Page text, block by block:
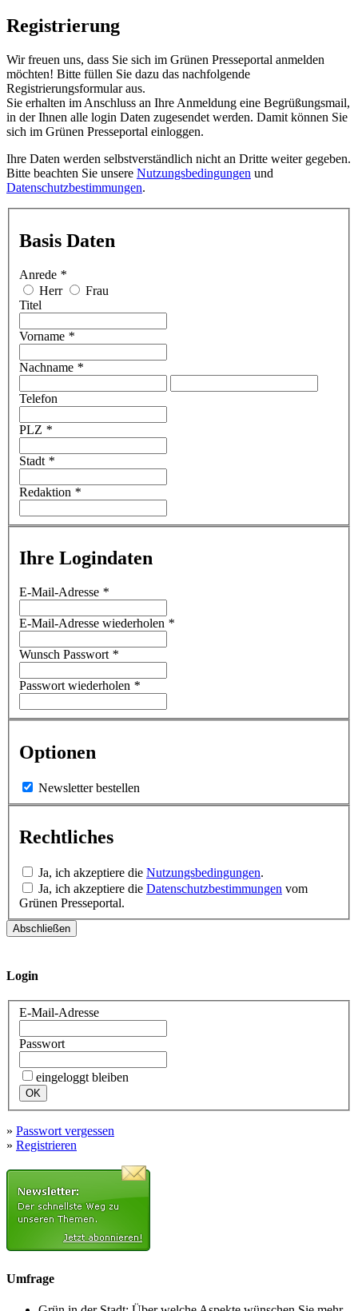
Registrierung
Wir freuen uns, dass Sie sich im Grünen Presseportal anmelden
möchten! Bitte füllen Sie dazu das nachfolgende
Registrierungsformular aus.
Sie erhalten im Anschluss an Ihre Anmeldung eine Begrüßungsmail,
in der Ihnen alle login Daten zugesendet werden. Damit können Sie
sich im Grünen Presseportal einloggen.
Ihre Daten werden selbstverständlich nicht an Dritte weiter gegeben.
Bitte beachten Sie unsere Nutzungsbedingungen und
Datenschutzbestimmungen.
Basis Daten
Anrede *
Herr
Frau
Titel
Vorname *
Nachname *
Telefon
PLZ *
Stadt *
Redaktion *
Ihre Logindaten
E-Mail-Adresse *
E-Mail-Adresse wiederholen *
Wunsch Passwort *
Passwort wiederholen *
Optionen
Newsletter bestellen
Rechtliches
Ja, ich akzeptiere die Nutzungsbedingungen.
Ja, ich akzeptiere die Datenschutzbestimmungen vom
Grünen Presseportal.
Login
E-Mail-Adresse
Passwort
eingeloggt bleiben
» Passwort vergessen
» Registrieren
Umfrage